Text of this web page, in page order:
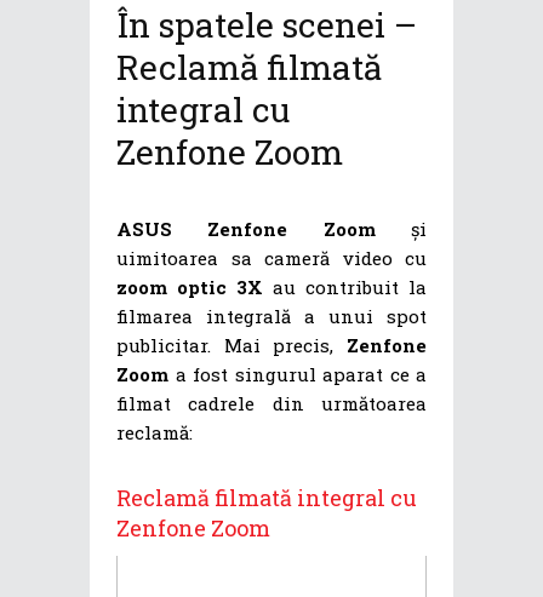
În spatele scenei –
Reclamă filmată
integral cu
Zenfone Zoom
ASUS Zenfone Zoomși
uimitoarea sa cameră video cu
zoom optic 3X au contribuit la
filmarea integrală a unui spot
publicitar. Mai precis, Zenfone
Zoom a fost singurul aparat ce a
filmat cadrele din următoarea
reclamă:
Reclamă filmată integral cu
Zenfone Zoom